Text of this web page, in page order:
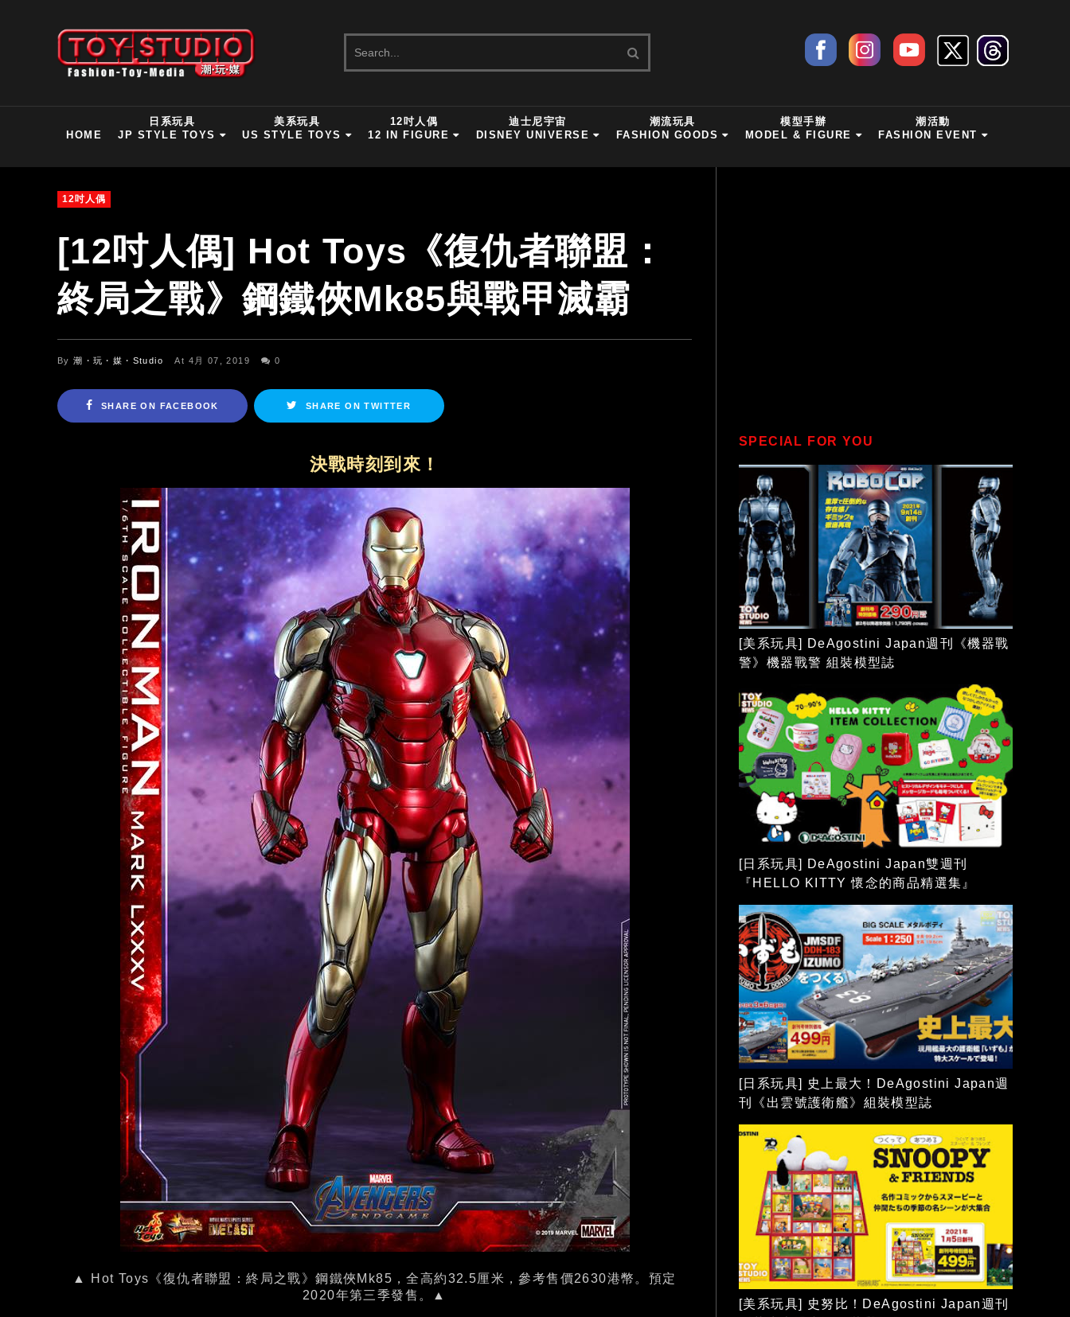
HOME
日系玩具
JP STYLE TOYS
美系玩具
US STYLE TOYS
12吋人偶
12 IN FIGURE
迪士尼宇宙
DISNEY UNIVERSE
潮流玩具
FASHION GOODS
模型手辦
MODEL & FIGURE
潮活動
FASHION EVENT
12吋人偶
[12吋人偶] Hot Toys《復仇者聯盟：
終局之戰》鋼鐵俠Mk85與戰甲滅霸
By潮・玩・媒・Studio At 4月 07, 2019 0
SHARE ON FACEBOOK SHARE ON TWITTER
決戰時刻到來！
▲ Hot Toys《復仇者聯盟：終局之戰》鋼鐵俠Mk85，全高約32.5厘米，參考售價2630港幣。預定
2020年第三季發售。▲
SPECIAL FOR YOU
[美系玩具] DeAgostini Japan週刊《機器戰
警》機器戰警 組裝模型誌
[日系玩具] DeAgostini Japan雙週刊
『HELLO KITTY 懷念的商品精選集』
[日系玩具] 史上最大！DeAgostini Japan週
刊《出雲號護衛艦》組裝模型誌
[美系玩具] 史努比！DeAgostini Japan週刊